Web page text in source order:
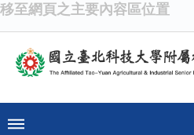
移至網頁之主要內容區位置